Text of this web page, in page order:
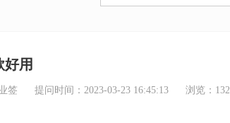
好用
签 提问时间：2023-03-23 16:45:13 浏览： 132